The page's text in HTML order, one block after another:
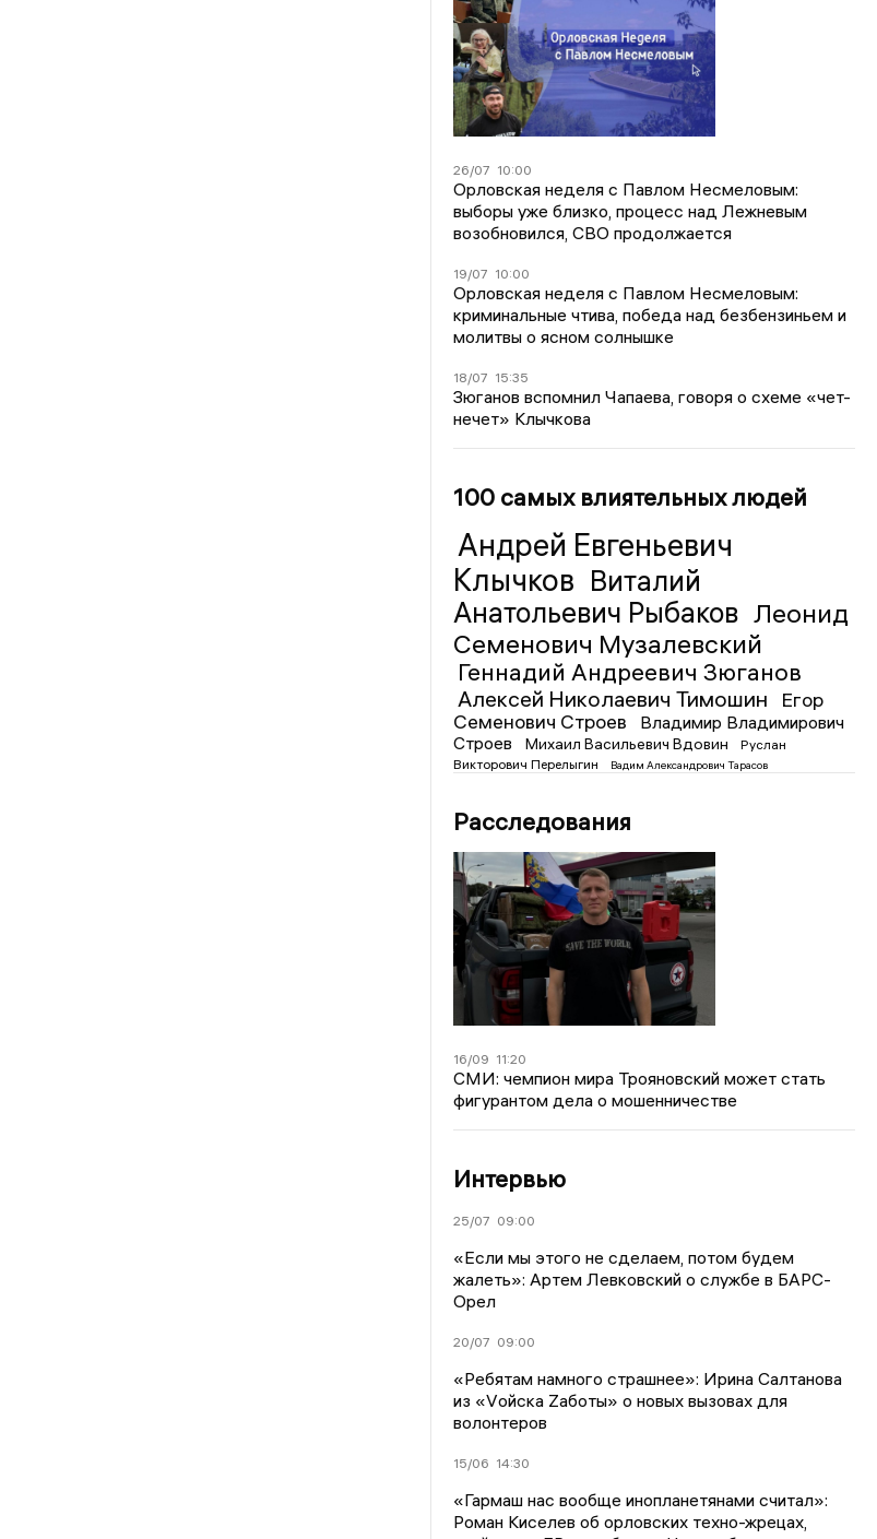
26/07 10:00
Орловская неделя с Павлом Несмеловым:
выборы уже близко, процесс над Лежневым
возобновился, СВО продолжается
19/07 10:00
Орловская неделя с Павлом Несмеловым:
криминальные чтива, победа над безбензиньем и
молитвы о ясном солнышке
18/07 15:35
Зюганов вспомнил Чапаева, говоря о схеме «чет-
нечет» Клычкова
100 самых влиятельных людей
Андрей Евгеньевич
Клычков Виталий
Анатольевич Рыбаков Леонид
Семенович Музалевский
Геннадий Андреевич Зюганов
Алексей Николаевич Тимошин
Егор
Семенович Строев
Владимир Владимирович
Строев
Михаил Васильевич Вдовин
Руслан
Викторович Перелыгин
Вадим Александрович Тарасов
Расследования
16/09 11:20
СМИ: чемпион мира Трояновский может стать
фигурантом дела о мошенничестве
Интервью
25/07 09:00
«Если мы этого не сделаем, потом будем
жалеть»: Артем Левковский о службе в БАРС-
Орел
20/07 09:00
«Ребятам намного страшнее»: Ирина Салтанова
из «Vойска Zаботы» о новых вызовах для
волонтеров
15/06 14:30
«Гармаш нас вообще инопланетянами считал»:
Роман Киселев об орловских техно-жрецах,